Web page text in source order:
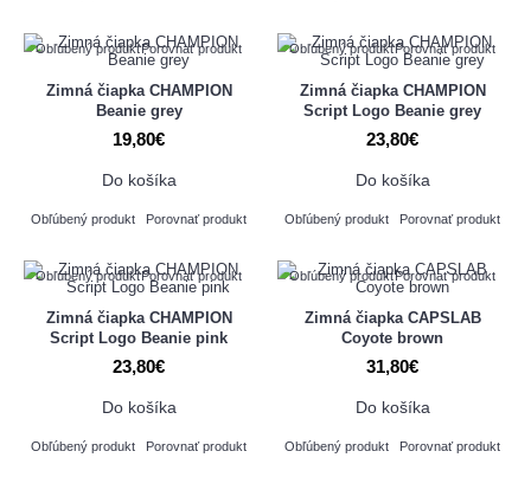
Obľúbený produktPorovnať produkt
Zimná čiapka CHAMPION
Beanie grey
19,80€
Do košíka
Obľúbený produkt Porovnať produkt
Obľúbený produktPorovnať produkt
Zimná čiapka CHAMPION
Script Logo Beanie grey
23,80€
Do košíka
Obľúbený produkt Porovnať produkt
Obľúbený produktPorovnať produkt
Zimná čiapka CHAMPION
Script Logo Beanie pink
23,80€
Do košíka
Obľúbený produkt Porovnať produkt
Obľúbený produktPorovnať produkt
Zimná čiapka CAPSLAB
Coyote brown
31,80€
Do košíka
Obľúbený produkt Porovnať produkt